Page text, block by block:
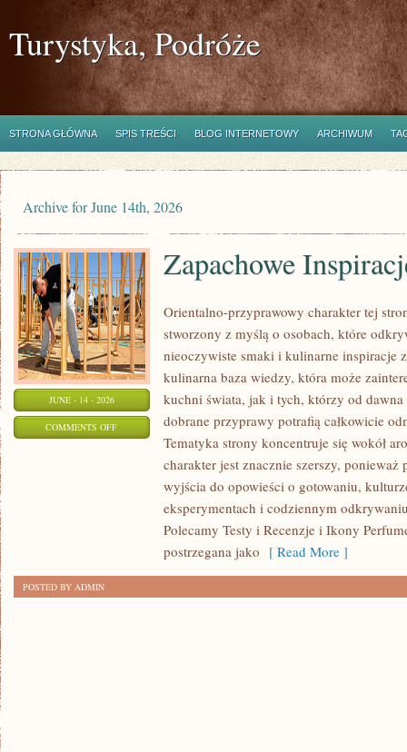
Turystyka, Podróże
STRONA GŁÓWNA SPIS TREŚCI BLOG INTERNETOWY ARCHIWUM
Archive for June 14th, 2026
JUNE - 14 - 2026
COMMENTS OFFON
ZAPACHOWE
INSPIRACJE
Zapachowe
Orientalno-przyprawowy charakter tej
stworzony z myślą o osobach, które
nieoczywiste smaki i kulinarne inspiracje
kulinarna baza wiedzy, która może
kuchni świata, jak i tych, którzy od
dobrane przyprawy potrafią całkowicie
Tematyka strony koncentruje się wokół
charakter jest znacznie szerszy,
wyjścia do opowieści o gotowaniu,
eksperymentach i codziennym
Polecamy Testy i Recenzje i Ikony
postrzegana jako [ Read More ]
POSTED BY ADMIN